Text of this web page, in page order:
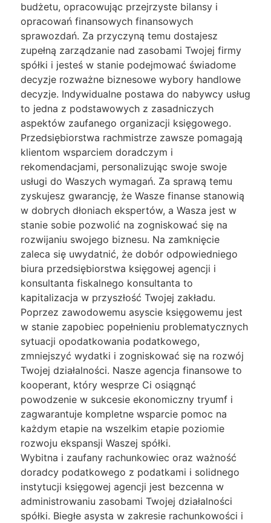
budżetu, opracowując przejrzyste bilansy i
opracowań finansowych finansowych
sprawozdań. Za przyczyną temu dostajesz
zupełną zarządzanie nad zasobami Twojej firmy
spółki i jesteś w stanie podejmować świadome
decyzje rozważne biznesowe wybory handlowe
decyzje. Indywidualne postawa do nabywcy usług
to jedna z podstawowych z zasadniczych
aspektów zaufanego organizacji księgowego.
Przedsiębiorstwa rachmistrze zawsze pomagają
klientom wsparciem doradczym i
rekomendacjami, personalizując swoje swoje
usługi do Waszych wymagań. Za sprawą temu
zyskujesz gwarancję, że Wasze finanse stanowią
w dobrych dłoniach ekspertów, a Wasza jest w
stanie sobie pozwolić na zogniskować się na
rozwijaniu swojego biznesu. Na zamknięcie
zaleca się uwydatnić, że dobór odpowiedniego
biura przedsiębiorstwa księgowej agencji i
konsultanta fiskalnego konsultanta to
kapitalizacja w przyszłość Twojej zakładu.
Poprzez zawodowemu asyscie księgowemu jest
w stanie zapobiec popełnieniu problematycznych
sytuacji opodatkowania podatkowego,
zmniejszyć wydatki i zogniskować się na rozwój
Twojej działalności. Nasze agencja finansowe to
kooperant, który wesprze Ci osiągnąć
powodzenie w sukcesie ekonomiczny tryumf i
zagwarantuje kompletne wsparcie pomoc na
każdym etapie na wszelkim etapie poziomie
rozwoju ekspansji Waszej spółki.
Wybitna i zaufany rachunkowiec oraz ważność
doradcy podatkowego z podatkami i solidnego
instytucji księgowej agencji jest bezcenna w
administrowaniu zasobami Twojej działalności
spółki. Biegłe asysta w zakresie rachunkowości i